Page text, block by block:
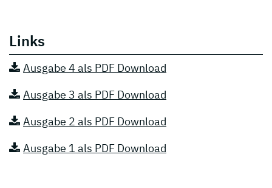
Links
Ausgabe 4 als PDF Download
Ausgabe 3 als PDF Download
Ausgabe 2 als PDF Download
Ausgabe 1 als PDF Download